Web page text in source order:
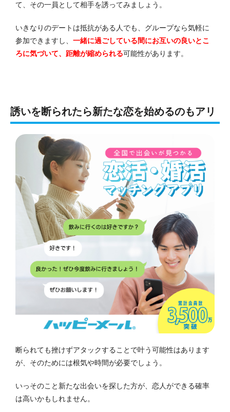
て、その一員として相手を誘ってみましょう。
いきなりのデートは抵抗がある人でも、グループなら気軽に
参加できますし、 一緒に過ごしている間にお互いの良いとこ
ろに気づいて、距離が縮められる可能性があります。
誘いを断られたら新たな恋を始めるのもアリ
断られても挫けずアタックすることで叶う可能性はあります
が、そのためには根気や時間が必要でしょう。
いっそのこと新たな出会いを探した方が、恋人ができる確率
は高いかもしれません。